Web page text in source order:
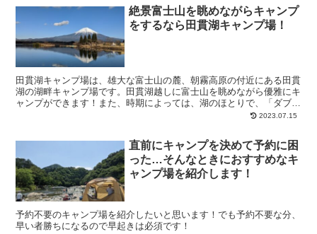
絶景富士山を眺めながらキャンプ
をするなら田貫湖キャンプ場！
田貫湖キャンプ場は、雄大な富士山の麓、朝霧高原の付近にある田貫
湖の湖畔キャンプ場です。田貫湖越しに富士山を眺めながら優雅にキ
ャンプができます！また、時期によっては、湖のほとりで、「ダブル
2023.07.15
直前にキャンプを決めて予約に困
った…そんなときにおすすめなキ
ャンプ場を紹介します！
予約不要のキャンプ場を紹介したいと思います！でも予約不要な分、
早い者勝ちになるので早起きは必須です！